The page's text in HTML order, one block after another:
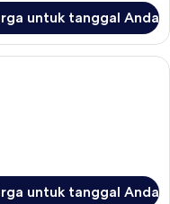
untuk tanggal Anda
meja kerja, Wi-Fi gratis, dan
untuk tanggal Anda